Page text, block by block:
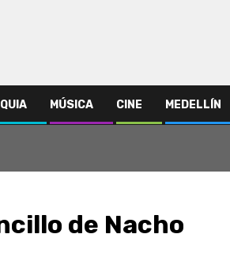
MÚSICA CINE MEDELLÍN
de Nacho